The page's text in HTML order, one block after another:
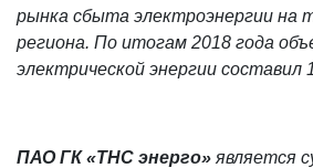
рынка сбыта электроэнергии на
региона. По итогам 2018 года
электрической энергии составил
ПАО ГК «ТНС энерго» является